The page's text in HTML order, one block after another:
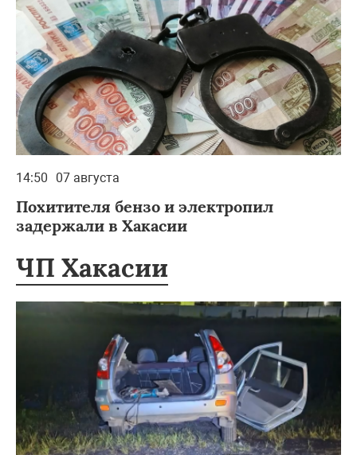
14:50 07 августа
Похитителя бензо и электропил
задержали в Хакасии
ЧП Хакасии